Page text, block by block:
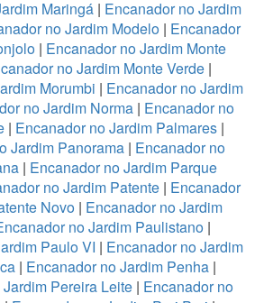
Maringá | Encanador no Jardim
no Jardim Modelo | Encanador
| Encanador no Jardim Monte
no Jardim Monte Verde |
Morumbi | Encanador no Jardim
no Jardim Norma| Encanador no
| Encanador no Jardim Palmares|
Jardim Panorama | Encanador no
| Encanador no Jardim Parque
no Jardim Patente| Encanador
Novo| Encanador no Jardim
no Jardim Paulistano |
Paulo VI | Encanador no Jardim
| Encanador no Jardim Penha|
Pereira Leite| Encanador no